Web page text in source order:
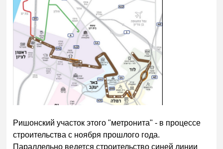
Ришонский участок этого "метронита" - в процессе
строительства с ноября прошлого года.
Параллельно ведется строительство синей линии